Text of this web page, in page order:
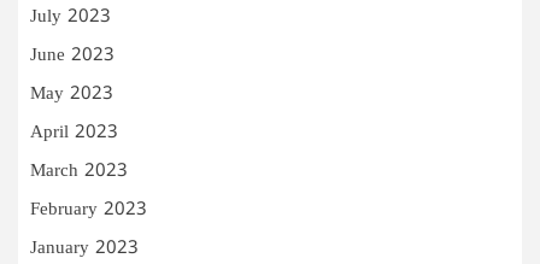
July 2023
June 2023
May 2023
April 2023
March 2023
February 2023
January 2023